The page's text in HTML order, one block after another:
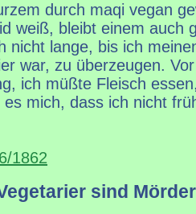
durch maqi vegan
weiß, bleibt einem auch
nicht lange, bis ich
war, zu überzeugen.
ich müßte Fleisch
mich, dass ich nicht
1862
sind